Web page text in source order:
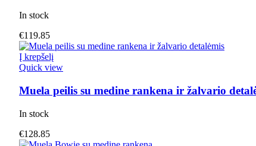
In stock
€119.85
Į krepšelį
Quick view
Muela peilis su medine rankena ir žalvario
In stock
€128.85